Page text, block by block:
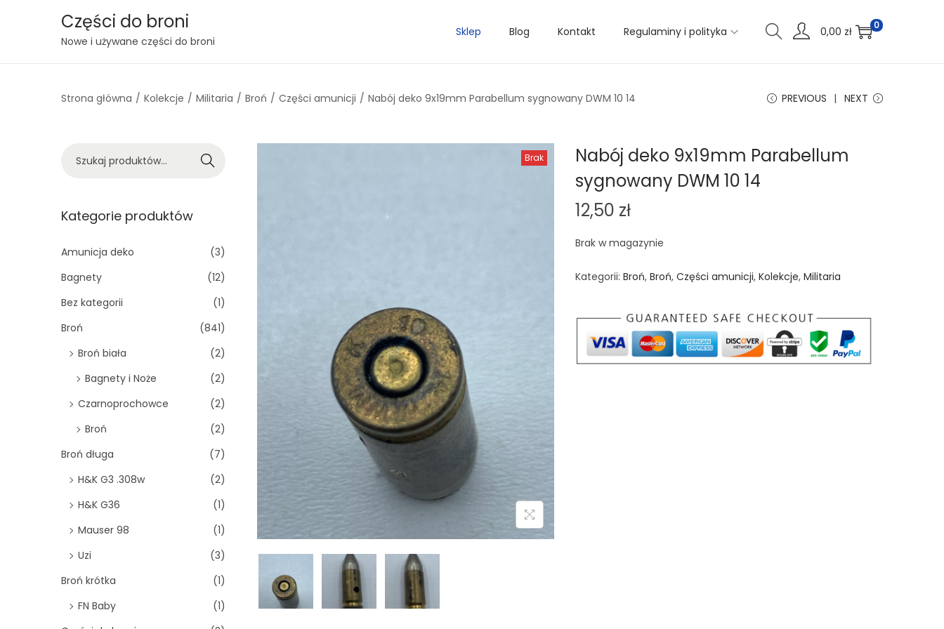
S
p
i
a
t
i
n
S
p
t
n
t
Części do broni
Nowe i używane części do broni
Sklep Blog Kontakt Regulaminy i polityka 0,00 zł 0
Strona główna / Kolekcje / Militaria / Broń / Części amunicji / Nabój deko 9x19mm Parabellum sygnowany DWM 10 14 PREVIOUS NEXT
Brak
Nabój deko 9x19mm Parabellum
sygnowany DWM 10 14
12,50 zł
Brak w magazynie
Kategorii: Broń, Broń, Części amunicji, Kolekcje, Militaria
k
j
:
Szukaj
Kategorie produktów
Amunicja deko
(3)
Bagnety
(12)
Bez kategorii
(1)
Broń
(841)
Broń biała
(2)
Bagnety i Noże
(2)
Czarnoprochowce
(2)
Broń
(2)
Broń długa
(7)
H&K G3 .308w
(2)
H&K G36
(1)
Mauser 98
(1)
Uzi
(3)
Broń krótka
(1)
FN Baby
(1)